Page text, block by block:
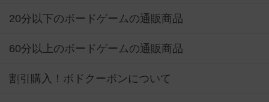
20分以下のボードゲームの通販商品
60分以上のボードゲームの通販商品
割引購入！ボドクーポンについて